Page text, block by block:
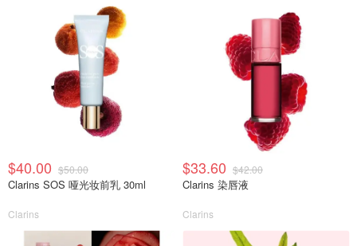
$40.00 $50.00
Clarins SOS 哑光妆前乳 30ml
Clarins
$33.60 $42.00
Clarins 染唇液
Clarins